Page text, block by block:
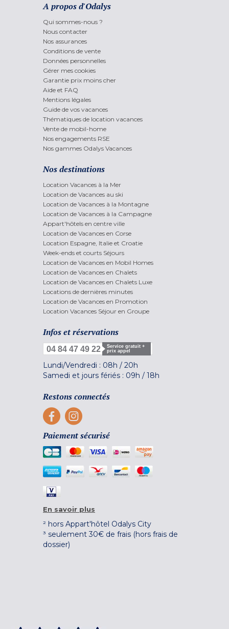
A propos d'Odalys
Qui sommes-nous ?
Nous contacter
Nos assurances
Conditions de vente
Données personnelles
Gérer mes cookies
Garantie prix moins cher
Aide et FAQ
Mentions légales
Guide de vos vacances
Thématiques de location vacances
Vente de mobil-home
Nos engagements RSE
Nos gammes Odalys Vacances
Nos destinations
Location Vacances à la Mer
Location de Vacances au ski
Location de Vacances à la Montagne
Location de Vacances à la Campagne
Appart'hôtels en centre ville
Location de Vacances en Corse
Location Espagne, Italie et Croatie
Week-ends et courts Séjours
Location de Vacances en Mobil Homes
Location de Vacances en Chalets
Location de Vacances en Chalets Luxe
Locations de dernières minutes
Location de Vacances en Promotion
Location Vacances Séjour en Groupe
Infos et réservations
04 84 47 49 22
Service gratuit +
prix appel
Lundi/Vendredi : 08h / 20h
Samedi et jours fériés : 09h / 18h
Restons connectés
Paiement sécurisé
En savoir plus
² hors Appart'hôtel Odalys City
³ seulement 30€ de frais (hors frais de
dossier)